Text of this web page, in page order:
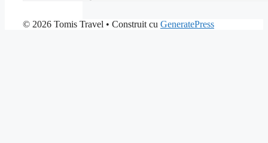
© 2026 Tomis Travel • Construit cu GeneratePress